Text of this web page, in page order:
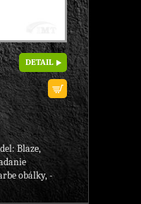
DETAIL
Blaze,
obálky, -